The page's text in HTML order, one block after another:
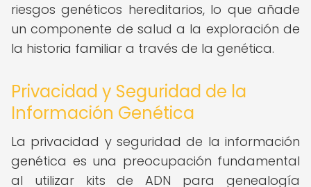
riesgos genéticos hereditarios, lo que añade
un componente de salud a la exploración de
la historia familiar a través de la genética.
Privacidad y Seguridad de la
Información Genética
La privacidad y seguridad de la información
genética es una preocupación fundamental
al utilizar kits de ADN para genealogía